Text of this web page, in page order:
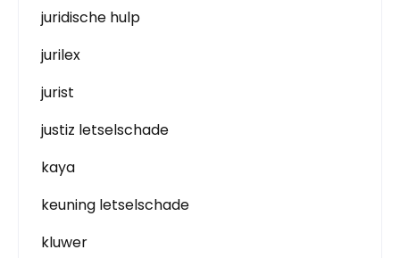
juridische hulp
jurilex
jurist
justiz letselschade
kaya
keuning letselschade
kluwer